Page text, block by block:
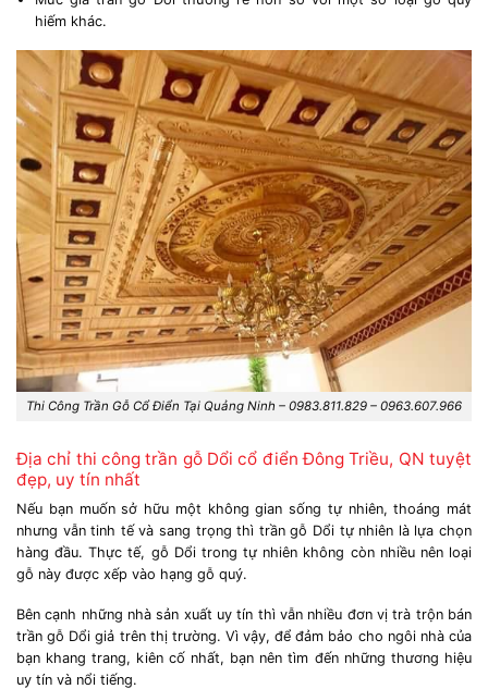
hiếm khác.
Thi Công Trần Gỗ Cổ Điển Tại Quảng Ninh – 0983.811.829 – 0963.607.966
Địa chỉ thi công trần gỗ Dổi cổ điển Đông Triều, QN tuyệt
đẹp, uy tín nhất
Nếu bạn muốn sở hữu một không gian sống tự nhiên, thoáng mát
nhưng vẫn tinh tế và sang trọng thì trần gỗ Dổi tự nhiên là lựa chọn
hàng đầu. Thực tế, gỗ Dổi trong tự nhiên không còn nhiều nên loại
gỗ này được xếp vào hạng gỗ quý.
Bên cạnh những nhà sản xuất uy tín thì vẫn nhiều đơn vị trà trộn bán
trần gỗ Dổi giả trên thị trường. Vì vậy, để đảm bảo cho ngôi nhà của
bạn khang trang, kiên cố nhất, bạn nên tìm đến những thương hiệu
uy tín và nổi tiếng.